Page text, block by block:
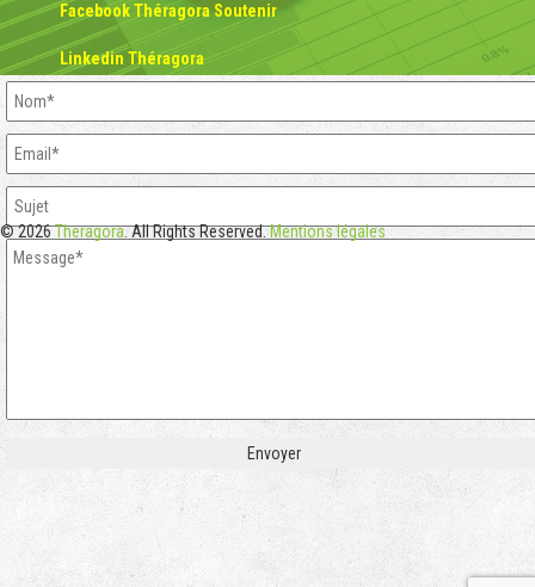
Facebook Théragora Soutenir
Linkedin Théragora
© 2026Theragora. All Rights Reserved.Mentions légales